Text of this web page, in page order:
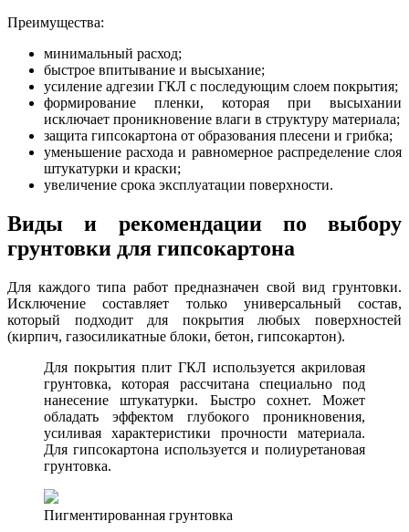
Преимущества:
минимальный расход;
быстрое впитывание и высыхание;
усиление адгезии ГКЛ с последующим слоем покрытия;
формирование пленки, которая при высыхании
исключает проникновение влаги в структуру материала;
защита гипсокартона от образования плесени и грибка;
уменьшение расхода и равномерное распределение слоя
штукатурки и краски;
увеличение срока эксплуатации поверхности.
Виды и рекомендации по выбору
грунтовки для гипсокартона
Для каждого типа работ предназначен свой вид грунтовки.
Исключение составляет только универсальный состав,
который подходит для покрытия любых поверхностей
(кирпич, газосиликатные блоки, бетон, гипсокартон).
Для покрытия плит ГКЛ используется акриловая
грунтовка, которая рассчитана специально под
нанесение штукатурки. Быстро сохнет. Может
обладать эффектом глубокого проникновения,
усиливая характеристики прочности материала.
Для гипсокартона используется и полиуретановая
грунтовка.
Пигментированная грунтовка